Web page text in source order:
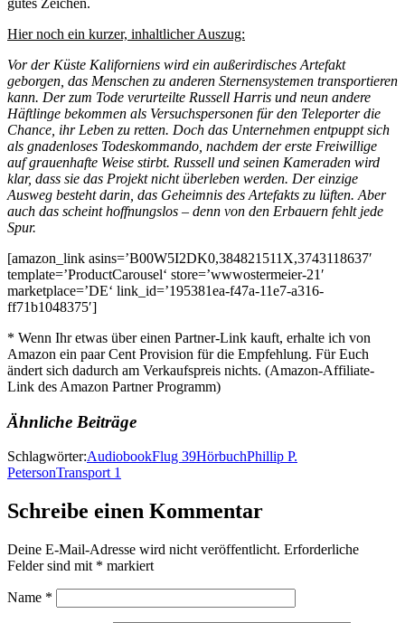
Hier noch ein kurzer, inhaltlicher Auszug:
Vor der Küste Kaliforniens wird ein außerirdisches Artefakt
geborgen, das Menschen zu anderen Sternensystemen transportieren
kann. Der zum Tode verurteilte Russell Harris und neun andere
Häftlinge bekommen als Versuchspersonen für den Teleporter die
Chance, ihr Leben zu retten. Doch das Unternehmen entpuppt sich
als gnadenloses Todeskommando, nachdem der erste Freiwillige
auf grauenhafte Weise stirbt. Russell und seinen Kameraden wird
klar, dass sie das Projekt nicht überleben werden. Der einzige
Ausweg besteht darin, das Geheimnis des Artefakts zu lüften. Aber
auch das scheint hoffnungslos – denn von den Erbauern fehlt jede
Spur.
[amazon_link asins=’B00W5I2DK0,384821511X,3743118637′
template=’ProductCarousel‘ store=’wwwostermeier-21′
marketplace=’DE‘ link_id=’195381ea-f47a-11e7-a316-
ff71b1048375′]
* Wenn Ihr etwas über einen Partner-Link kauft, erhalte ich von
Amazon ein paar Cent Provision für die Empfehlung. Für Euch
ändert sich dadurch am Verkaufspreis nichts. (Amazon-Affiliate-
Link des Amazon Partner Programm)
Ähnliche Beiträge
Schlagwörter:AudiobookFlug 39HörbuchPhillip P.
PetersonTransport 1
Schreibe einen Kommentar
Deine E-Mail-Adresse wird nicht veröffentlicht. Erforderliche
Felder sind mit * markiert
Name *